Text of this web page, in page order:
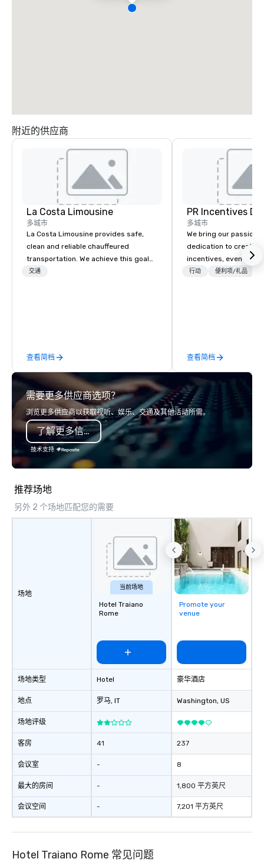
附近的供应商
La Costa Limousine
多城市
La Costa Limousine provides safe,
clean and reliable chauffeured
transportation. We achieve this goal
with highly trained chauffeurs, the
late model luxury vehicles to the
highly experienced and professional
team of chauffeurs and support staff;
you will know quality when you travel
with La Costa Limousine.
交通
查看简档
PR Incentives
多城市
We bring our passion,
dedication to create
incentives, events,
meetings, product
行动 便利项/礼品
查看简档
需要更多供应商选项？
浏览更多供应商以获取视听、娱乐、交通及其他活动所需。
了解更多信息
技术支持
推荐场地
另外 2 个场地匹配您的需要
场地
场地类型
地点
场地评级
客房
会议室
最大的房间
会议空间
当前场地
Hotel Traiano
Rome
Hotel
罗马, IT
41
-
-
-
Promote your
venue
豪华酒店
Washington, US
237
8
1,800 平方英尺
7,201 平方英尺
Hotel Traiano Rome 常见问题